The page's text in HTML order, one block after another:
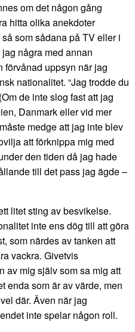
om det någon gång
hitta olika anekdoter
som sådana på TV eller i
några med annan
förvånad uppsyn när jag
nationalitet. “Jag trodde du
de inte slog fast att jag
Danmark eller vid mer
medge att jag inte blev
att förknippa mig med
den tiden då jag hade
till det pass jag ägde –
litet sting av besvikelse.
inte ens dög till att göra
som närdes av tanken att
vackra. Givetvis
av mig själv som sa mig att
enda som är av värde, men
där. Även när jag
inte spelar någon roll.